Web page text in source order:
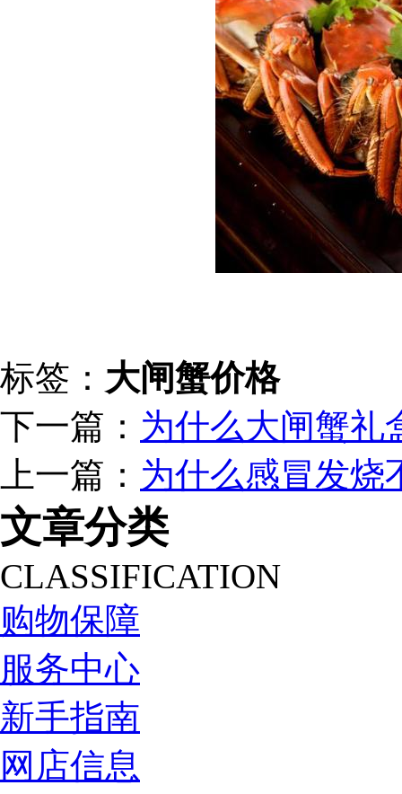
标签： 大闸蟹价格
下一篇： 为什么大闸蟹礼
上一篇： 为什么感冒发烧
文章分类
CLASSIFICATION
购物保障
服务中心
新手指南
网店信息